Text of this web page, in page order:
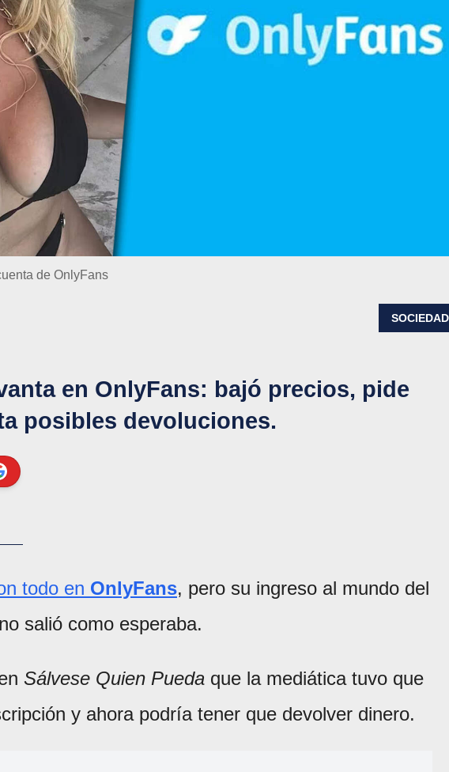
de OnlyFans
SOCIEDAD
en OnlyFans: bajó precios, pide
posibles devoluciones.
todo en OnlyFans, pero su ingreso al mundo del
salió como esperaba.
Sálvese Quien Pueda que la mediática tuvo que
y ahora podría tener que devolver dinero.